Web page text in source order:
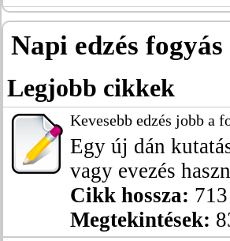
Napi edzés fogyás
Legjobb cikkek
Kevesebb edzés jobb a
Egy új dán
vagy evezés
Cikk hossza:
Megtekintések: